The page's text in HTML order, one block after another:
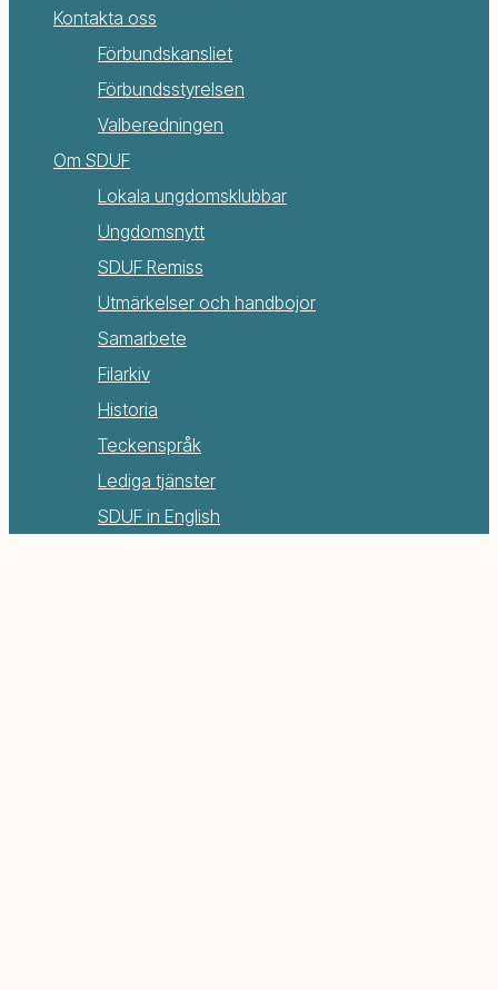
Kontakta oss
Förbundskansliet
Förbundsstyrelsen
Valberedningen
Om SDUF
Lokala ungdomsklubbar
Ungdomsnytt
SDUF Remiss
Utmärkelser och handbojor
Samarbete
Filarkiv
Historia
Teckenspråk
Lediga tjänster
SDUF in English